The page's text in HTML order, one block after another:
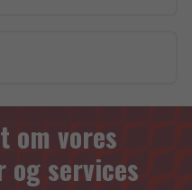
om vores
og services